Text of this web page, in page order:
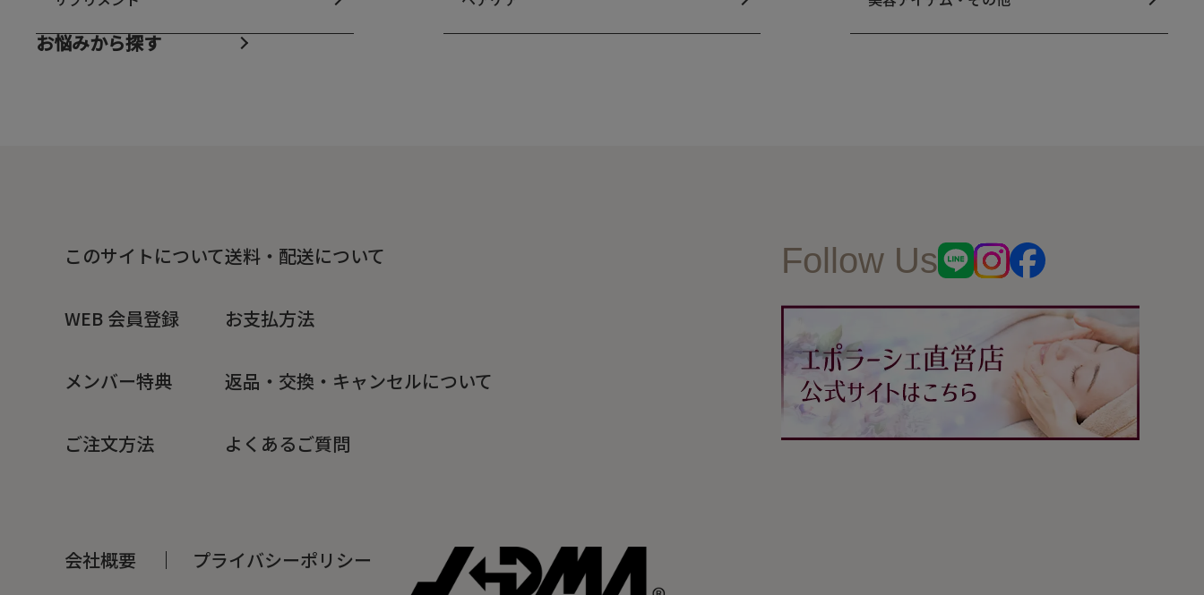
お悩みから探す
たるみ・むくみ 肌荒れ
このサイトについて
WEB 会員登録
メンバー特典
ご注文方法
送料・配送について
お支払方法
返品・交換・キャンセルについて
よくあるご質問
Follow Us
会社概要 プライバシーポリシー